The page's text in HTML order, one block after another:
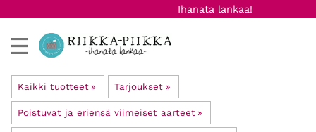
Ihanata lankaa!
Kaikki tuotteet ‪» Tarjoukset ‪»
Poistuvat ja eriensä viimeiset aarteet ‪»